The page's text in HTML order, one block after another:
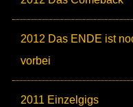
2012 Das ENDE ist
vorbei
2011 Einzelgigs